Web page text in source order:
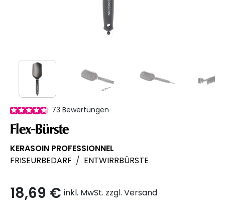
73 Bewertungen
Flex-Bürste
KERASOIN PROFESSIONNEL
FRISEURBEDARF / ENTWIRRBÜRSTE
18,69 € inkl. MwSt. zzgl. Versand